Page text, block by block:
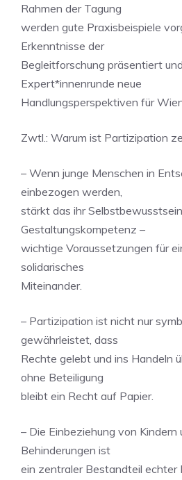
Rahmen der Tagung
werden gute Praxisbeispiele
Erkenntnisse der
Begleitforschung präsentiert
Expert*innenrunde neue
Handlungsperspektiven für
Zwtl.: Warum ist Partizipation
– Wenn junge Menschen in
einbezogen werden,
stärkt das ihr
Gestaltungskompetenz –
wichtige Voraussetzungen für
solidarisches
Miteinander.
– Partizipation ist nicht nur
gewährleistet, dass
Rechte gelebt und ins Handeln
ohne Beteiligung
bleibt ein Recht auf Papier.
– Die Einbeziehung von Kindern
Behinderungen ist
ein zentraler Bestandteil echter